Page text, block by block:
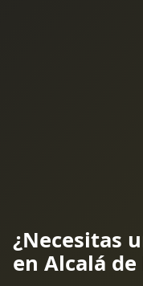
¿Necesitas
en Alcalá de